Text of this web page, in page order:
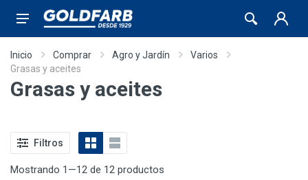
Inicio Comprar Agro y Jardín
Varios
Grasas y aceites
Grasas y aceites
Filtros
Mostrando 1—12 de 12 productos